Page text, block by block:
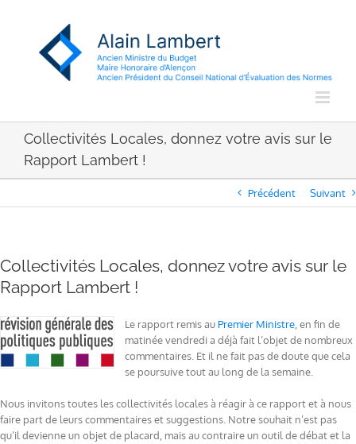
Collectivités Locales, donnez votre avis sur le
Rapport Lambert !
Précédent Suivant
Collectivités Locales, donnez votre avis sur le
Rapport Lambert !
Le rapport remis au Premier Ministre , en fin de
matinée vendredi a déjà fait l’objet de nombreux
commentaires. Et il ne fait pas de doute que cela
se poursuive tout au long de la semaine.
Nous invitons toutes les collectivités locales à réagir à ce rapport et à nous
faire part de leurs commentaires et suggestions. Notre souhait n’est pas
qu’il devienne un objet de placard, mais au contraire un outil de débat et la